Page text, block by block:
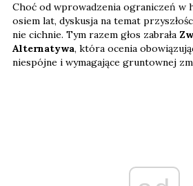
Choć od wprowadzenia ograniczeń w
osiem lat, dyskusja na temat
nie cichnie. Tym razem głos zabrała
Alternatywa, która ocenia
niespójne i wymagające gruntownej